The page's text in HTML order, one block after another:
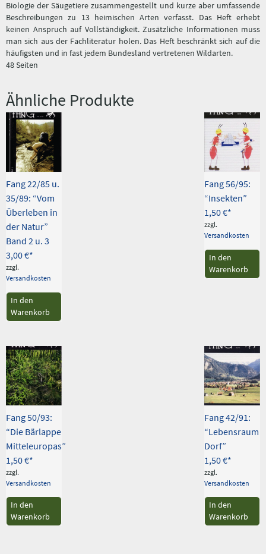
Biologie der Säugetiere zusammengestellt und kurze aber umfassende
Beschreibungen zu 13 heimischen Arten verfasst. Das Heft erhebt
keinen Anspruch auf Vollständigkeit. Zusätzliche Informationen muss
man sich aus der Fachliteratur holen. Das Heft beschränkt sich auf die
häufigsten und in fast jedem Bundesland vertretenen Wildarten.
48 Seiten
Ähnliche Produkte
Fang 22/85 u.
35/89: “Vom
Überleben in
der Natur”
Band 2 u. 3
3,00€
zzgl.
Versandkosten
In den
Warenkorb
Fang 56/95:
“Insekten”
1,50€
zzgl.
Versandkosten
In den
Warenkorb
Fang 50/93:
“Die Bärlappe
Mitteleuropas”
1,50€
zzgl.
Versandkosten
In den
Warenkorb
Fang 42/91:
“Lebensraum
Dorf”
1,50€
zzgl.
Versandkosten
In den
Warenkorb